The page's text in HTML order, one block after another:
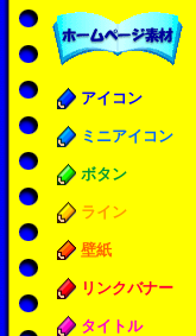
アイコン
ミニアイコン
ボタン
ライン
壁紙
リンクバナー
タイトル